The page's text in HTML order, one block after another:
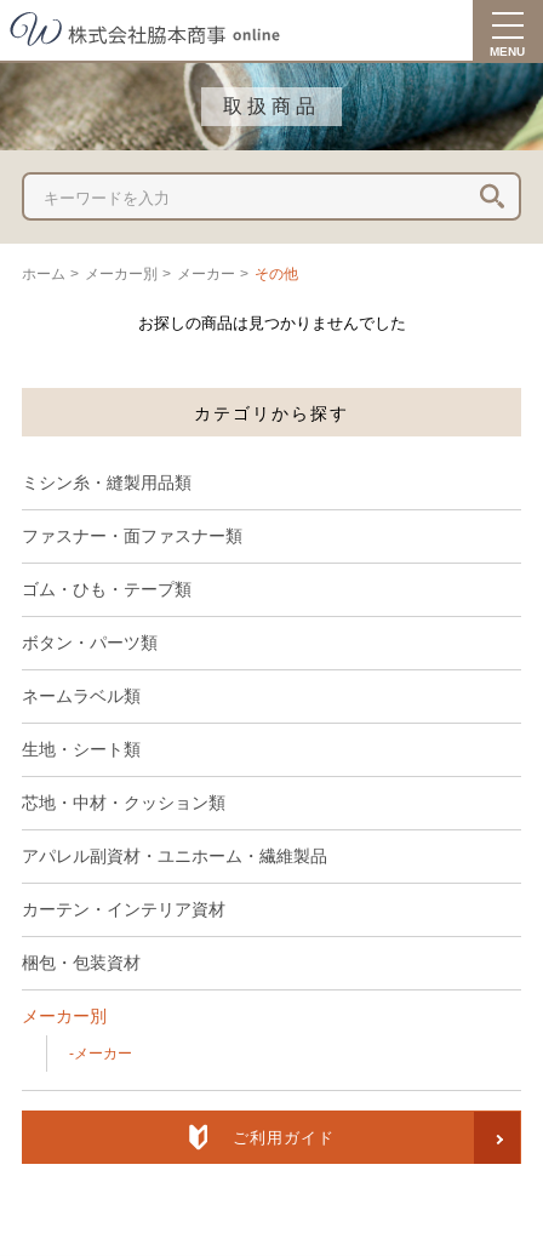
MENU
取扱商品
カテゴリから探す
ミシン糸・縫製用品類
ファスナー・面ファスナー類
ゴム・ひも・テープ類
ボタン・パーツ類
ネームラベル類
生地・シート類
芯地・中材・クッション類
アパレル副資材・ユニホーム・繊維製品
カーテン・インテリア資材
梱包・包装資材
メーカー別
メーカー
ご利用ガイド
ホーム > メーカー別 > メーカー > その他
お探しの商品は見つかりませんでした